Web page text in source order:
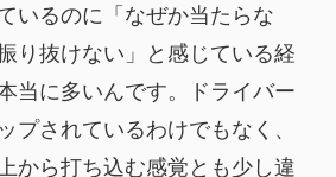
いるのに「なぜか当たらな
り抜けない」と感じている経
当に多いんです。ドライバー
プされているわけでもなく、
から打ち込む感覚とも少し違